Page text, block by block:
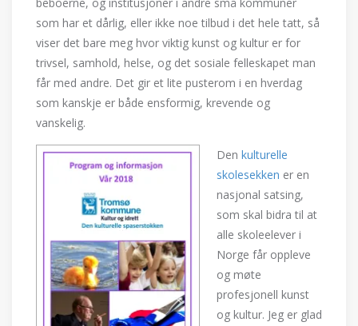
som har et dårlig, eller ikke noe tilbud i det hele tatt, så
viser det bare meg hvor viktig kunst og kultur er for
trivsel, samhold, helse, og det sosiale felleskapet man
får med andre. Det gir et lite pusterom i en hverdag
som kanskje er både ensformig, krevende og
vanskelig.
Den kulturelle
skolesekken er en
nasjonal satsing,
som skal bidra til at
alle skoleelever i
Norge får oppleve
og møte
profesjonell kunst
og kultur. Jeg er glad